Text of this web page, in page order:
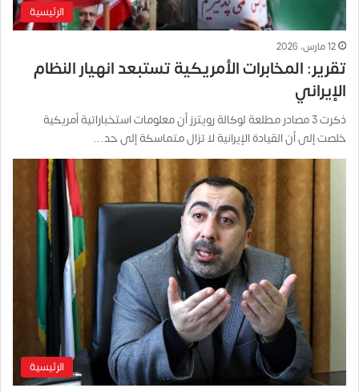
الرئيسية
12 مارس، 2026
تقرير: المخابرات الأمريكية تستبعد انهيار النظام
الإيراني
ذكرت 3 مصادر مطلعة لوكالة رويترز أن معلومات استخباراتية أمريكية
خلصت إلى أن القيادة الإيرانية لا تزال متماسكة إلى حد…
الرئيسية